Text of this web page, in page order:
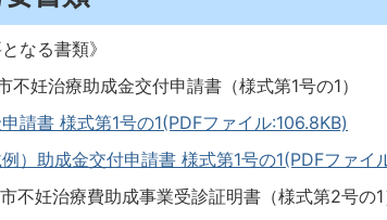
となる書類》
不妊治療助成金交付申請書（様式第1号の1）
請書 様式第1号の1(PDFファイル:106.8KB)
例）助成金交付申請書 様式第1号の1(PDFファイ
不妊治療費助成事業受診証明書（様式第2号の1